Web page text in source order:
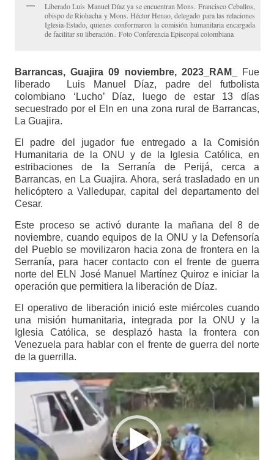
Liberado Luis Manuel Díaz ya se encuentran Mons. Francisco Ceballos,
obispo de Riohacha y Mons. Héctor Henao, delegado para las relaciones
Iglesia-Estado, quienes conformaron la comisión humanitaria encargada
de facilitar su liberación.. Foto Conferencia Episcopal colombiana
Barrancas, Guajira 09 noviembre, 2023_RAM_
Fue
liberado Luis Manuel Díaz, padre del futbolista
colombiano ‘Lucho’ Díaz, luego de estar 13 días
secuestrado por el Eln en una zona rural de Barrancas,
La Guajira.
El padre del jugador fue entregado a la Comisión
Humanitaria de la ONU y de la Iglesia Católica, en
estribaciones de la Serranía de Perijá, cerca a
Barrancas, en La Guajira. Ahora, será trasladado en un
helicóptero a Valledupar, capital del departamento del
Cesar.
Este proceso se activó durante la mañana del 8 de
noviembre, cuando equipos de la ONU y la Defensoría
del Pueblo se movilizaron hacia zona de frontera en la
Serranía, para hacer contacto con el frente de guerra
norte del ELN José Manuel Martínez Quiroz e iniciar la
operación que permitiera la liberación de Díaz.
El operativo de liberación inició este miércoles cuando
una misión humanitaria, integrada por la ONU y la
Iglesia Católica, se desplazó hasta la frontera con
Venezuela para hablar con el frente de guerra del norte
de la guerrilla.
Reproductor
vídeo